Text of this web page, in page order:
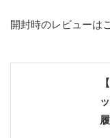
開封時のレビューは